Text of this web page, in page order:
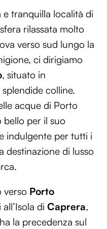
tranquilla località di
rilassata molto
verso sud lungo la
ci dirigiamo
, situato in
colline.
acque di Porto
bello per il suo
indulgente per tutti i
destinazione di lusso
verso Porto
di Caprera,
la precedenza sul